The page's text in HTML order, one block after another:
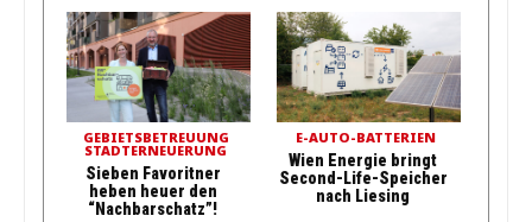
GEBIETSBETREUUNG
STADTERNEUERUNG
Sieben Favoritner
heben heuer den
“Nachbarschatz”!
E-AUTO-BATTERIEN
Wien Energie bringt
Second-Life-Speicher
nach Liesing